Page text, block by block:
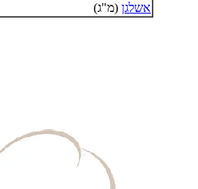
אשלגן (מ"ג)